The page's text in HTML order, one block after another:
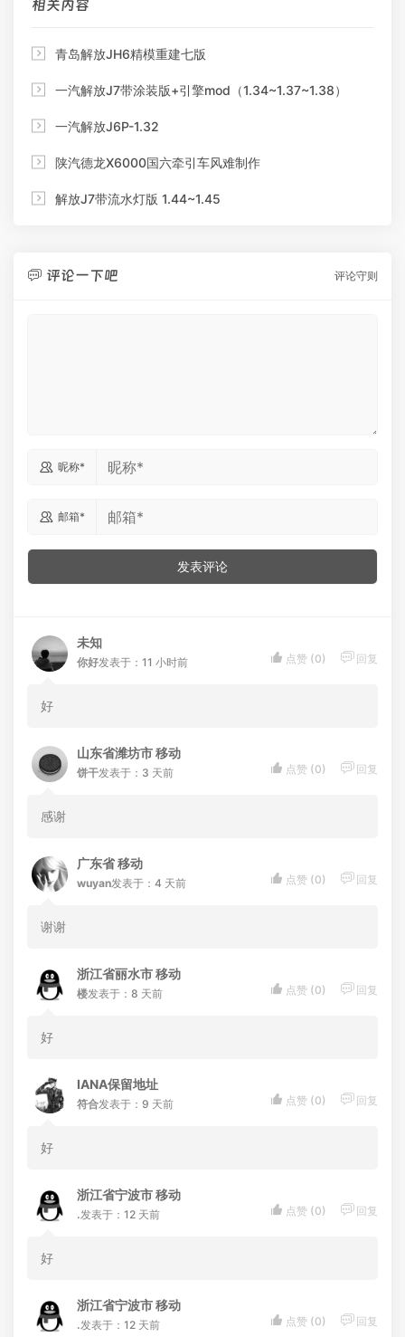
相关内容
 青岛解放JH6精模重建七版
 一汽解放J7带涂装版+引擎mod（1.34~1.37~1.38）
 一汽解放J6P-1.32
 陕汽德龙X6000国六牵引车风难制作
 解放J7带流水灯版 1.44~1.45
 评论一下吧 评论守则
 昵称*
 邮箱*
发表评论
未知
你好发表于：11 小时前
好
 点赞 (0)  回复
山东省潍坊市 移动
饼干发表于：3 天前
感谢
 点赞 (0)  回复
广东省 移动
wuyan发表于：4 天前
谢谢
 点赞 (0)  回复
浙江省丽水市 移动
楼发表于：8 天前
好
 点赞 (0)  回复
IANA保留地址
符合发表于：9 天前
好
 点赞 (0)  回复
浙江省宁波市 移动
.发表于：12 天前
好
 点赞 (0)  回复
浙江省宁波市 移动
.发表于：12 天前  点赞 (0)  回复